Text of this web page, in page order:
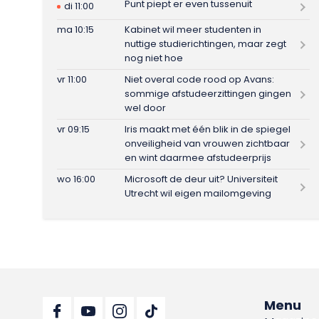
di 11:00
Punt piept er even tussenuit
ma 10:15
Kabinet wil meer studenten in
nuttige studierichtingen, maar zegt
nog niet hoe
vr 11:00
Niet overal code rood op Avans:
sommige afstudeerzittingen gingen
wel door
vr 09:15
Iris maakt met één blik in de spiegel
onveiligheid van vrouwen zichtbaar
en wint daarmee afstudeerprijs
wo 16:00
Microsoft de deur uit? Universiteit
Utrecht wil eigen mailomgeving
Menu